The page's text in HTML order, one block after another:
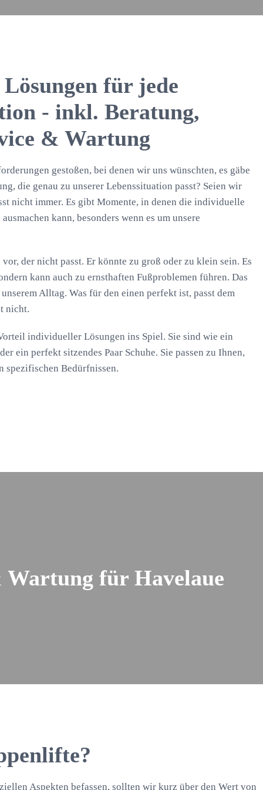
für jede
- inkl. Beratung,
& Wartung
gestoßen, bei denen wir uns wünschten, es gäbe
die genau zu unserer Lebenssituation passt? Seien wir
nicht immer. Es gibt Momente, in denen die individuelle
kann, besonders wenn es um unsere
der nicht passt. Er könnte zu groß oder zu klein sein. Es
kann auch zu ernsthaften Fußproblemen führen. Das
Alltag. Was für den einen perfekt ist, passt dem
nicht.
individueller Lösungen ins Spiel. Sie sind wie ein
ein perfekt sitzendes Paar Schuhe. Sie passen zu Ihnen,
spezifischen Bedürfnissen.
Wartung für Havelaue
Aspekten befassen, sollten wir kurz über den Wert von